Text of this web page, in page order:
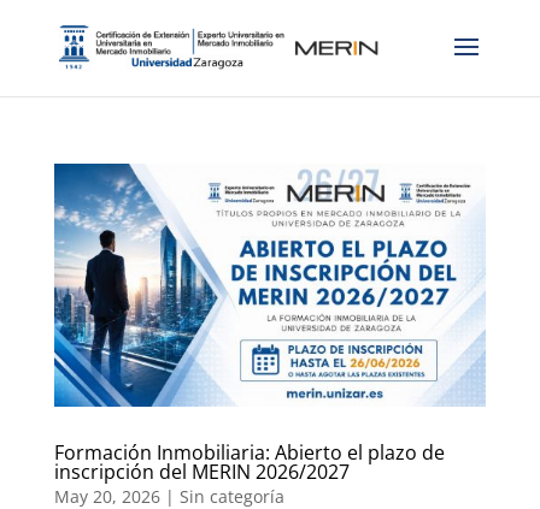
Formación Inmobiliaria: Abierto el plazo de
inscripción del MERIN 2026/2027
May 20, 2026| Sin categoría